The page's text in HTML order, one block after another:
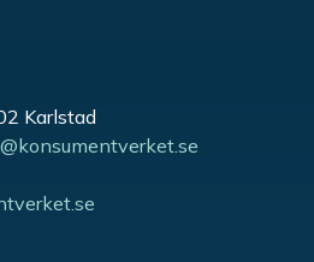
Karlstad